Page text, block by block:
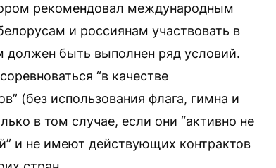
рекомендовал международным
и россиянам участвовать в
быть выполнен ряд условий.
“в качестве
(без использования флага, гимна и
в том случае, если они “активно не
и не имеют действующих контрактов